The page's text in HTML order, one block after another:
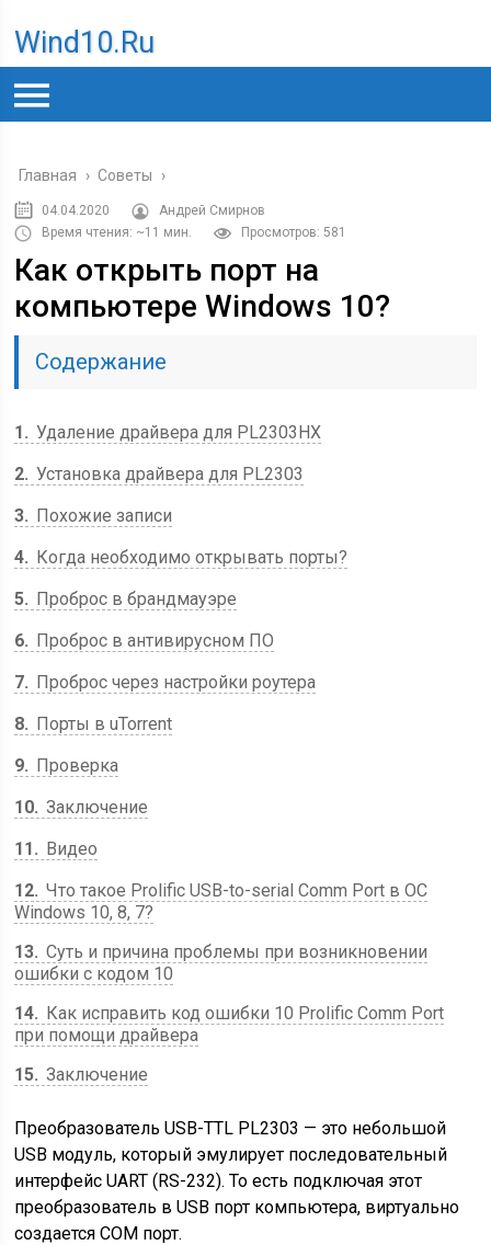
Wind10.ru
Главная › Советы ›
04.04.2020
Андрей Смирнов
Время чтения: ~11 мин.
Просмотров: 581
Как открыть порт на
компьютере Windows 10?
Содержание
1
Удаление драйвера для PL2303HX
2 Установка драйвера для PL2303
3
Похожие записи
4
Когда необходимо открывать порты?
5
Проброс в брандмауэре
6
Проброс в антивирусном ПО
7
Проброс через настройки роутера
8
Порты в uTorrent
9
Проверка
10 Заключение
11
Видео
12 Что такое Prolific USB-to-serial Comm Port в ОС
Windows 10, 8, 7?
13 Суть и причина проблемы при возникновении
ошибки с кодом 10
14
Как исправить код ошибки 10 Prolific Comm Port
при помощи драйвера
15 Заключение
Преобразователь USB-TTL PL2303 — это небольшой
USB модуль, который эмулирует последовательный
интерфейс UART (RS-232). То есть подключая этот
преобразователь в USB порт компьютера, виртуально
создается COM порт.